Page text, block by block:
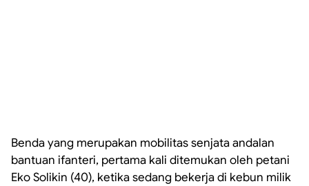
Benda yang merupakan mobilitas senjata andalan
bantuan ifanteri, pertama kali ditemukan oleh petani
Eko Solikin (40), ketika sedang bekerja di kebun milik